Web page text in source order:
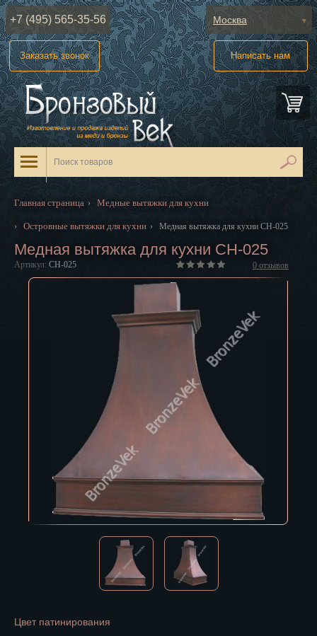
+7 (495) 565-35-56 Москва
Абакан
Анадырь
Архангельск
Астрахань
Благовещенск
Владивосток
Владикавказ
Волгоград
Вологда
Воронеж
Екатеринбург
Заказать звонок Написать нам
Главная страница › Медные вытяжки для кухни
› Островные вытяжки для кухни › Медная вытяжка для кухни CH-025
Медная вытяжка для кухни CH-025
Артикул: CH-025 0 отзывов
Цвет патинирования